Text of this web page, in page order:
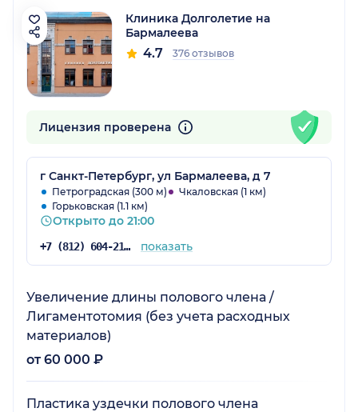
Клиника Долголетие на
Бармалеева
4.7 376 отзывов
Лицензия проверена
г Санкт-Петербург, ул Бармалеева, д 7
Петроградская (300 м)
Чкаловская (1 км)
Горьковская (1.1 км)
Открыто до 21:00
+7 (812) 604-21-66 показать
Увеличение длины полового члена /
Лигаментотомия (без учета расходных
материалов)
от 60 000 ₽
Пластика уздечки полового члена